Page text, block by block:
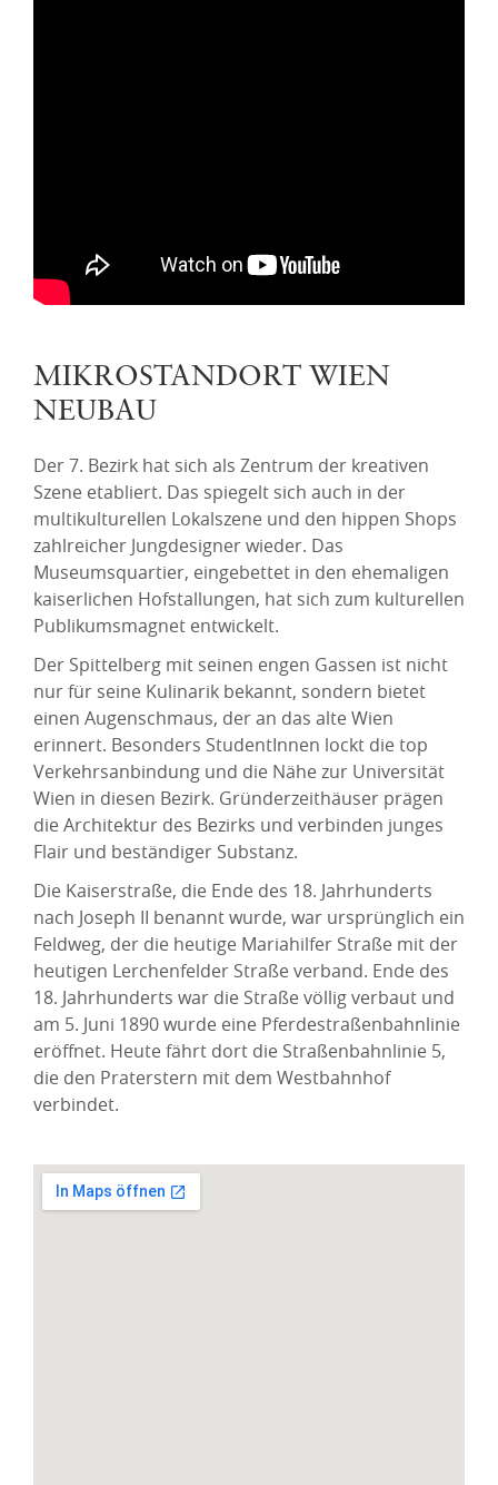
MIKROSTANDORT WIEN
NEUBAU
Der 7. Bezirk hat sich als Zentrum der kreativen
Szene etabliert. Das spiegelt sich auch in der
multikulturellen Lokalszene und den hippen Shops
zahlreicher Jungdesigner wieder. Das
Museumsquartier, eingebettet in den ehemaligen
kaiserlichen Hofstallungen, hat sich zum kulturellen
Publikumsmagnet entwickelt.
Der Spittelberg mit seinen engen Gassen ist nicht
nur für seine Kulinarik bekannt, sondern bietet
einen Augenschmaus, der an das alte Wien
erinnert. Besonders StudentInnen lockt die top
Verkehrsanbindung und die Nähe zur Universität
Wien in diesen Bezirk. Gründerzeithäuser prägen
die Architektur des Bezirks und verbinden junges
Flair und beständiger Substanz.
Die Kaiserstraße, die Ende des 18. Jahrhunderts
nach Joseph II benannt wurde, war ursprünglich ein
Feldweg, der die heutige Mariahilfer Straße mit der
heutigen Lerchenfelder Straße verband. Ende des
18. Jahrhunderts war die Straße völlig verbaut und
am 5. Juni 1890 wurde eine Pferdestraßenbahnlinie
eröffnet. Heute fährt dort die Straßenbahnlinie 5,
die den Praterstern mit dem Westbahnhof
verbindet.